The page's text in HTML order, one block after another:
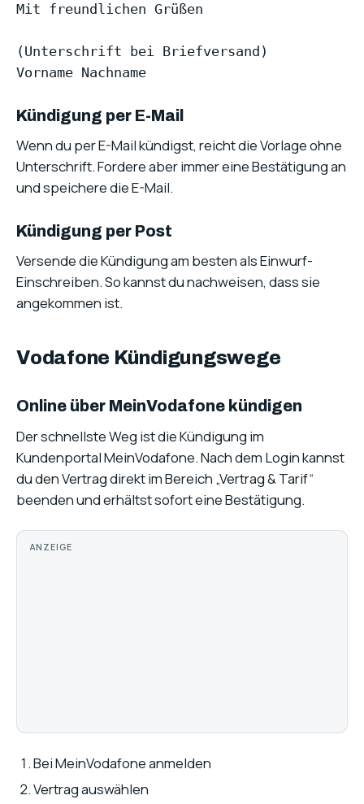
Mit freundlichen Grüßen
(Unterschrift bei Briefversand)
Kündigung per E-Mail
Wenn du per E-Mail kündigst, reicht die Vorlage ohne
Unterschrift. Fordere aber immer eine Bestätigung an
und speichere die E-Mail.
Kündigung per Post
Versende die Kündigung am besten als Einwurf-
Einschreiben. So kannst du nachweisen, dass sie
angekommen ist.
Vodafone Kündigungswege
Online über MeinVodafone kündigen
Der schnellste Weg ist die Kündigung im
Kundenportal MeinVodafone. Nach dem Login kannst
du den Vertrag direkt im Bereich „Vertrag & Tarif“
beenden und erhältst sofort eine Bestätigung.
ANZEIGE
Bei MeinVodafone anmelden
Vertrag auswählen